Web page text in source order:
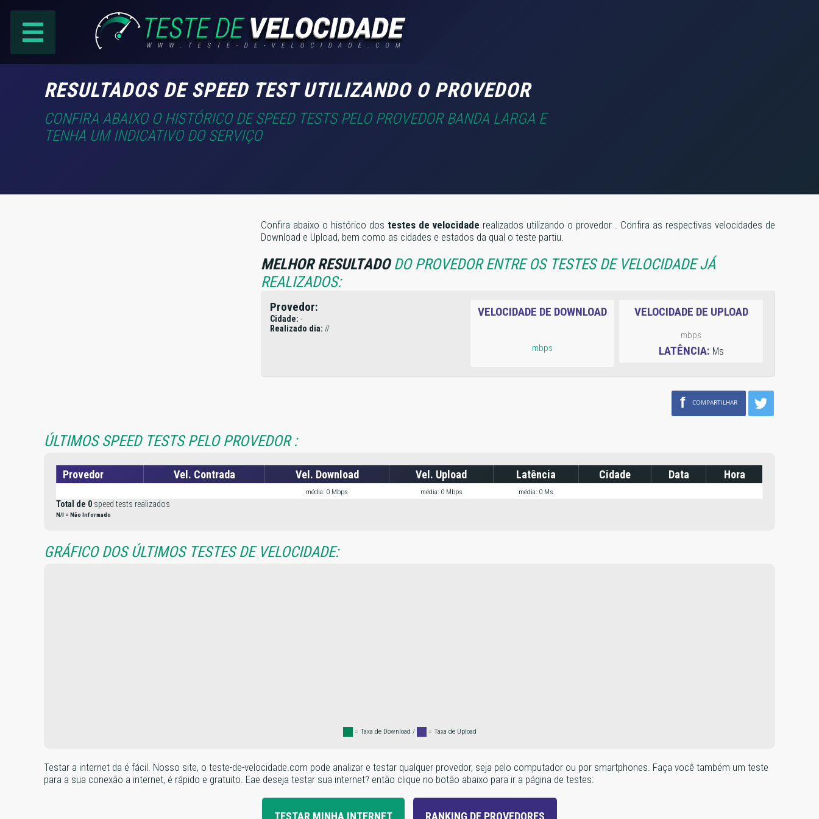
RESULTADOS DE SPEED TEST UTILIZANDO O PROVEDOR
CONFIRA ABAIXO O HISTÓRICO DE SPEED TESTS PELO PROVEDOR BANDA LARGA E
TENHA UM INDICATIVO DO SERVIÇO
Confira abaixo o histórico dos testes de velocidade realizados utilizando o provedor . Confira as respectivas velocidades de
Download e Upload, bem como as cidades e estados da qual o teste partiu.
MELHOR RESULTADODO PROVEDOR ENTRE OS TESTES DE VELOCIDADE JÁ
REALIZADOS:
Provedor:
Cidade: -
Realizado dia: //
VELOCIDADE DE DOWNLOAD
mbps
VELOCIDADE DE UPLOAD
mbps
LATÊNCIA: Ms
f COMPARTILHAR
ÚLTIMOS SPEED TESTS PELO PROVEDOR :
Provedor Vel. Contrada Vel. Download Vel. Upload Latência Cidade Data Hora
média: 0 Mbps média: 0 Mbps média: 0 Ms
Total de 0 speed tests realizados
N/I = Não Informado
GRÁFICO DOS ÚLTIMOS TESTES DE VELOCIDADE:
. = Taxa de Download / . = Taxa de Upload
Testar a internet da é fácil. Nosso site, o teste-de-velocidade.com pode analizar e testar qualquer provedor, seja pelo computador ou por smartphones. Faça você também um teste
para a sua conexão a internet, é rápido e gratuito. Eae deseja testar sua internet? então clique no botão abaixo para ir a página de testes:
TESTAR MINHA INTERNET RANKING DE PROVEDORES
PÁGINA PRINCIPAL
RANKING DE PROVEDORES
PESQUISA: